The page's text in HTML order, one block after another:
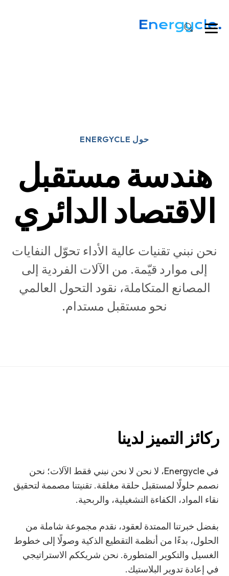
حول ENERGYCLE
هندسة مستقبل
الاقتصاد الدائري
نحن نبني تقنيات عالية الأداء تحوّل النفايات
إلى موارد قيّمة. من الآلات الفردية إلى
المصانع المتكاملة، نقود التحول العالمي
نحو مستقبل مستدام.
ركائز التميز لدينا
في Energycle، لا نحن لا نحن نبني فقط الآلات؛ نحن
نصمم حلولًا لمستقبل حلقة مغلقة. تقنيتنا مصممة لتحقيق
نقاء المواد، الكفاءة التشغيلية، والربحية.
بفضل خبرتنا الممتدة لعقود، نقدم مجموعة شاملة من
الحلول، بدءًا من أنظمة التقطيع الذكية وصولًا إلى خطوط
الغسيل والتكوير المتطورة. نحن شريككم الاستراتيجي
في إعادة تدوير البلاستيك.